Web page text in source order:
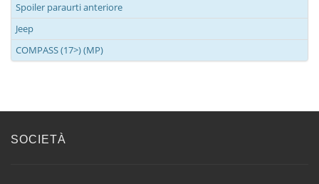
Spoiler paraurti anteriore
Jeep
COMPASS (17>) (MP)
SOCIETÀ